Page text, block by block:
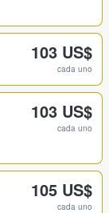
103 US$
cada uno
103 US$
cada uno
105 US$
cada uno